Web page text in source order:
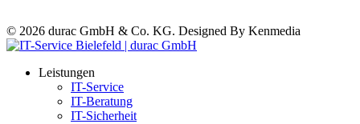
© 2026 durac GmbH & Co. KG. Designed By Kenmedia
Leistungen
IT-Service
IT-Beratung
IT-Sicherheit